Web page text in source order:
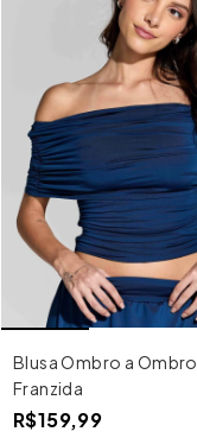
Blusa Ombro a Ombro
Franzida
R$159,99